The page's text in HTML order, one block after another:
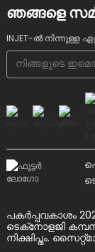
ഞങ്ങളെ
INJET-ൽ നിന്നുള്ള
പകർപ്പവകാശം
ടെക്‌നോളജി
നിക്ഷിപ്തം.